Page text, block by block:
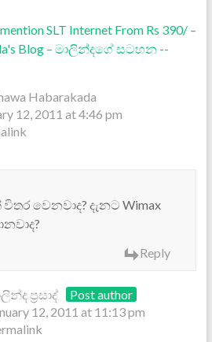
SLT Internet From Rs 390/ –
Blog – මාලින්දගේ සටහන --
Habarakada
12, 2011 at 4:46 pm
වෙනවාද? දැනට Wimax
Reply
ප්‍රසාද්
Post author
12, 2011 at 11:13 pm